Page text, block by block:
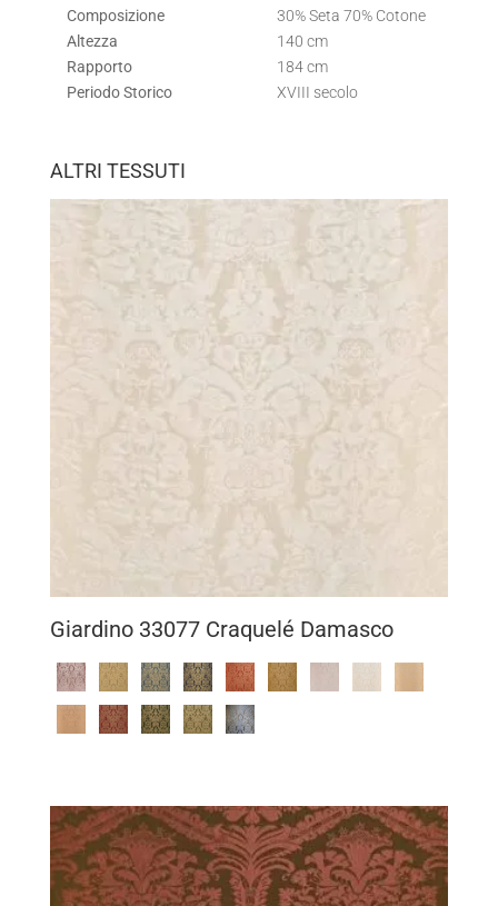
Composizione
30% Seta 70% Cotone
Altezza
140 cm
Rapporto
184 cm
Periodo Storico
XVIII secolo
ALTRI TESSUTI
Giardino 33077 Craquelé Damasco